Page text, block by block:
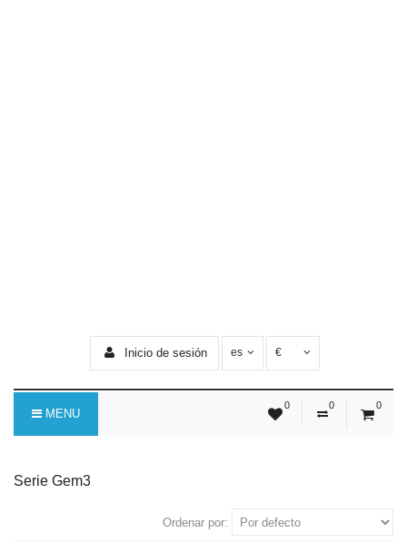
Inicio de sesión es €
0 0 0
MENU
Serie Gem3
Ordenar por: